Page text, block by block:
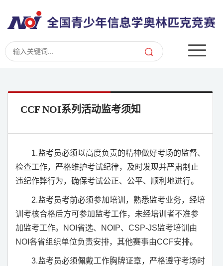
CCF NOI系列活动监考须知
1.监考员必须以高度负责的精神做好考场的监督、
检查工作，严格维护考试纪律，及时发现并严肃制止
违纪作弊行为，确保考试公正、公平、顺利地进行。
2.监考员考前必须参加培训，熟悉监考业务，经培
训考核合格后方可参加监考工作，未经培训者不准参
加监考工作。
NOI 省选、 NOIP、 CSP-JS监考培训由
NOI 各省组织单位负责安排，其他赛事由CCF安排。
3.监考员必须佩戴工作胸牌证章，严格遵守考场时